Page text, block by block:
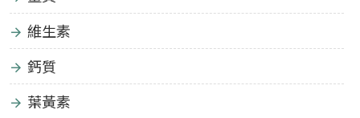
維生素
鈣質
葉黃素